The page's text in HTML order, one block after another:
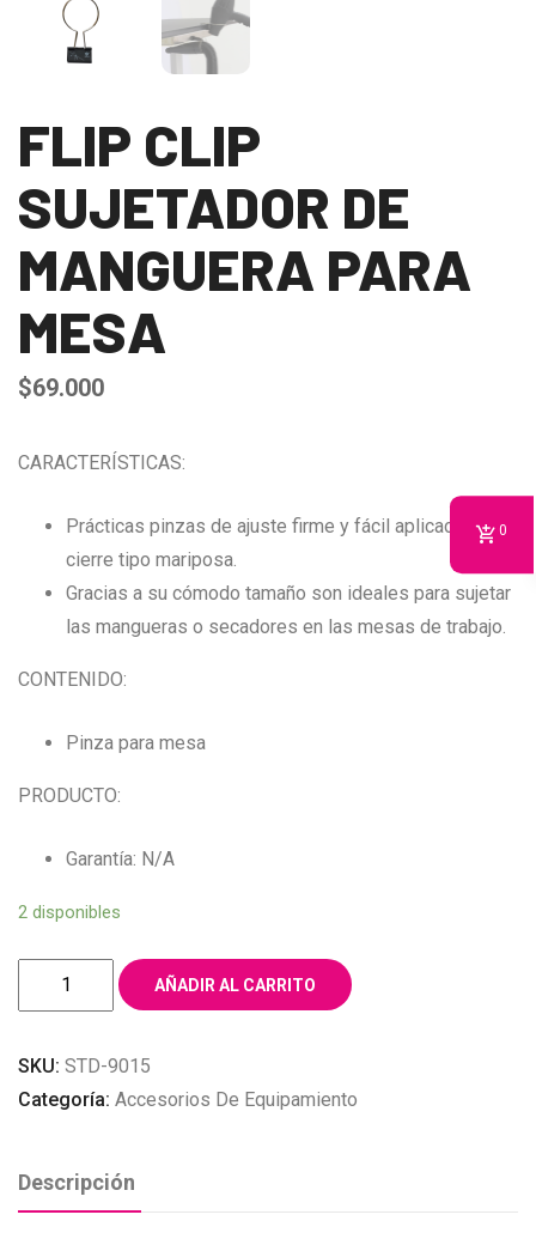
FLIP CLIP
SUJETADOR DE
MANGUERA PARA
MESA
$69.000
CARACTERÍSTICAS:
Prácticas pinzas de ajuste firme y fácil aplicación,
cierre tipo mariposa.
Gracias a su cómodo tamaño son ideales para sujetar
las mangueras o secadores en las mesas de trabajo.
CONTENIDO:
Pinza para mesa
PRODUCTO:
Garantía: N/A
2 disponibles
CLIP
DE
MANGUERA
MESA
cantidad
AÑADIR AL CARRITO
SKU: STD-9015
Categoría: Accesorios De Equipamiento
Descripción
0